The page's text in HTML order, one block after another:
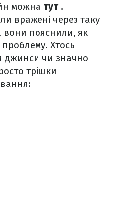
можна тут .
вражені через таку
вони пояснили, як
Хтось
джинси чи значно
трішки